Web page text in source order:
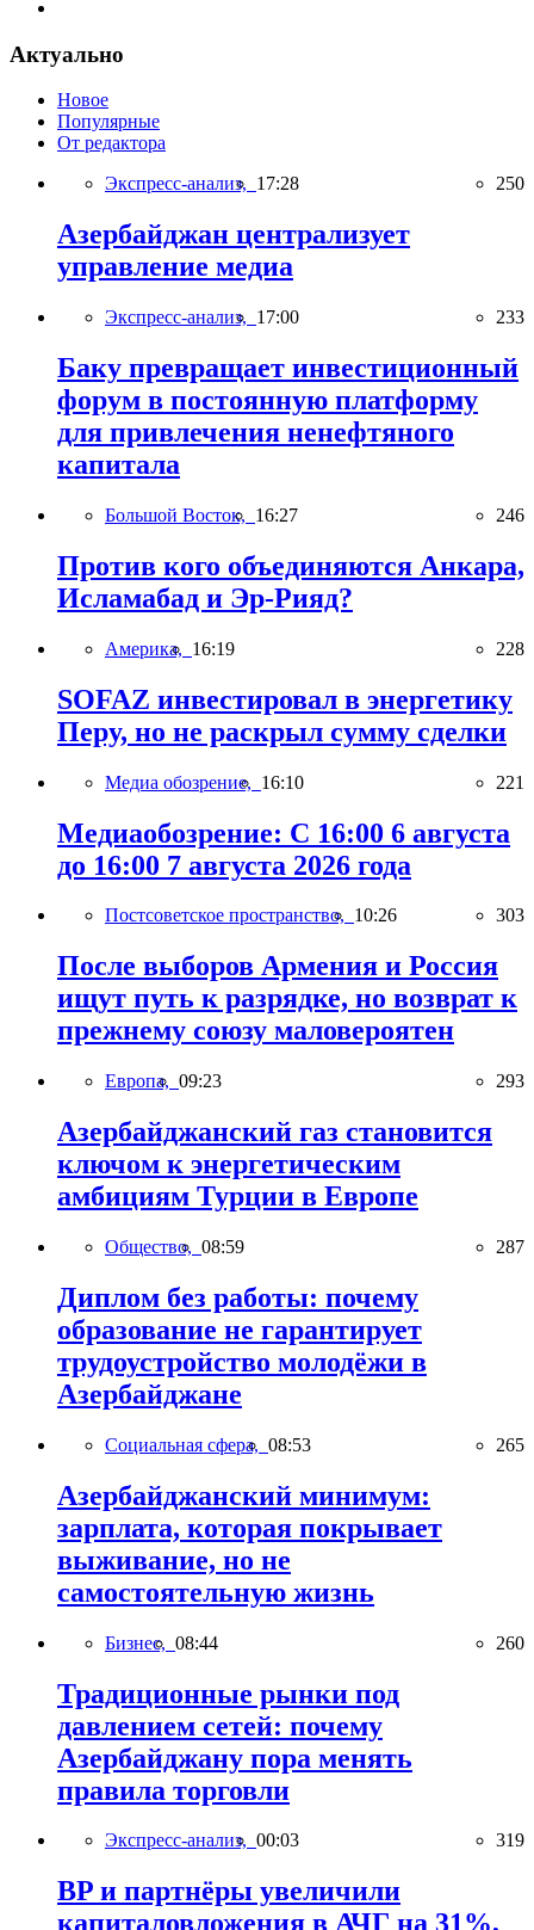
Актуально
Новое
Популярные
От редактора
Экспресс-анализ, 17:28 250
Азербайджан централизует
управление медиа
Экспресс-анализ, 17:00 233
Баку превращает инвестиционный
форум в постоянную платформу
для привлечения ненефтяного
капитала
Большой Восток, 16:27 246
Против кого объединяются Анкара,
Исламабад и Эр-Рияд?
Америка, 16:19 228
SOFAZ инвестировал в энергетику
Перу, но не раскрыл сумму сделки
Медиа обозрение, 16:10 221
Медиаобозрение: С 16:00 6 августа
до 16:00 7 августа 2026 года
Постсоветское пространство, 10:26 303
После выборов Армения и Россия
ищут путь к разрядке, но возврат к
прежнему союзу маловероятен
Европа, 09:23 293
Азербайджанский газ становится
ключом к энергетическим
амбициям Турции в Европе
Общество, 08:59 287
Диплом без работы: почему
образование не гарантирует
трудоустройство молодёжи в
Азербайджане
Социальная сфера, 08:53 265
Азербайджанский минимум:
зарплата, которая покрывает
выживание, но не
самостоятельную жизнь
Бизнес, 08:44 260
Традиционные рынки под
давлением сетей: почему
Азербайджану пора менять
правила торговли
Экспресс-анализ, 00:03 319
BP и партнёры увеличили
капиталовложения в АЧГ на 31%,